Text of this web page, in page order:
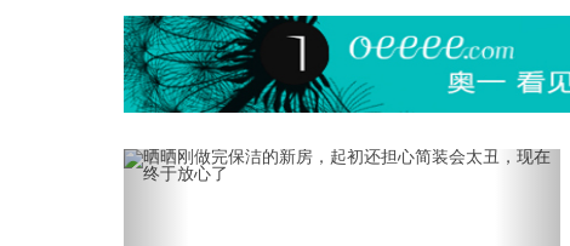
Previous Next